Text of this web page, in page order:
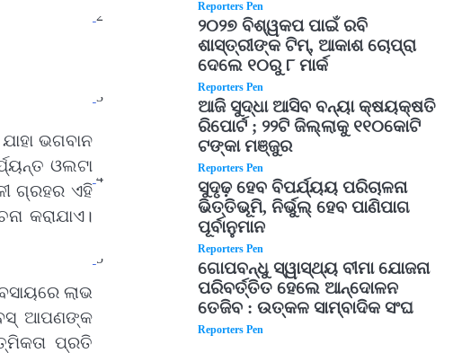
ଭଗବାନ
ଓଲଟା
ଗ୍ରହର ଏହି
କରାଯାଏ।
ଲାଭ
ବସ୍ ଆପଣଙ୍କ
ପ୍ରତି
Reporters Pen
2
୨୦୨୭ ବିଶ୍ୱକପ ପାଇଁ ରବି
ଶାସ୍ତ୍ରୀଙ୍କ ଟିମ୍, ଆକାଶ ଚୋପ୍ରା
ଦେଲେ ୧୦ରୁ ୮ ମାର୍କ
Reporters Pen
3
ଆଜି ସୁଦ୍ଧା ଆସିବ ବନ୍ୟା କ୍ଷୟକ୍ଷତି
ରିପୋର୍ଟ ; ୨୨ଟି ଜିଲ୍ଲାକୁ ୧୧୦କୋଟି
ଟଙ୍କା ମଞ୍ଜୁର
Reporters Pen
4
ସୁଦୃଢ଼ ହେବ ବିପର୍ଯ୍ୟୟ ପରିଚାଳନା
ଭିତ୍ତିଭୂମି, ନିର୍ଭୁଲ୍ ହେବ ପାଣିପାଗ
ପୂର୍ବାନୁମାନ
Reporters Pen
5
ଗୋପବନ୍ଧୁ ସ୍ୱାସ୍ଥ୍ୟ ବୀମା ଯୋଜନା
ପରିବର୍ତ୍ତିତ ହେଲେ ଆନ୍ଦୋଳନ
ତେଜିବ : ଉତ୍କଳ ସାମ୍ବାଦିକ ସଂଘ
Reporters Pen